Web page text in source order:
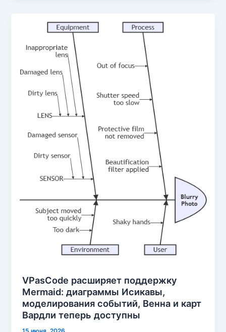
VPasCode расширяет поддержку
Mermaid: диаграммы Исикавы,
моделирования событий, Венна и карт
Вардли теперь доступны